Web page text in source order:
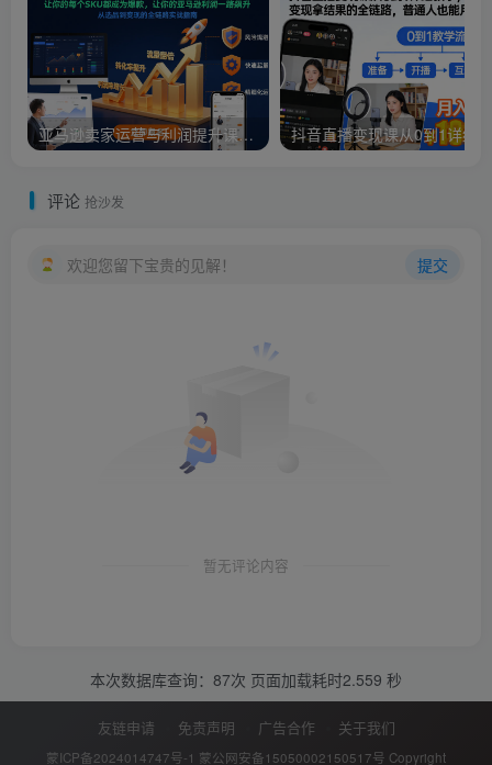
亚马逊卖家运营与利润提升课程，让你的每个SKU都成为爆款，让你的亚马逊利润一路飙升（更新26年3月）
评论 抢沙发
欢迎您留下宝贵的见解！ 提交
暂无评论内容
本次数据库查询：87次 页面加载耗时2.559 秒
友链申请 免责声明 广告合作 关于我们
蒙ICP备2024014747号-1 蒙公网安备15050002150517号 Copyright